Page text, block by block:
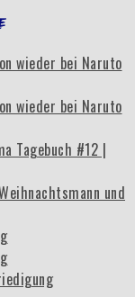
wieder bei Naruto
wieder bei Naruto
Tagebuch #12 |
und